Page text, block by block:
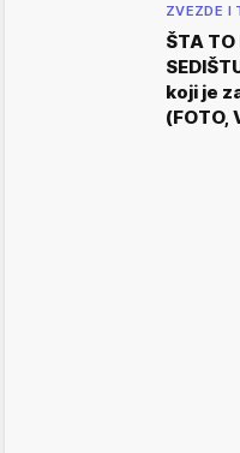
ZVEZDE I
ŠTA TO
koji je
(FOTO,